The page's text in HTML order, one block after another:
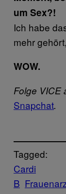
um Sex?!
Ich habe
mehr
WOW.
Folge VICE
Snapchat.
Tagged:
Cardi
B